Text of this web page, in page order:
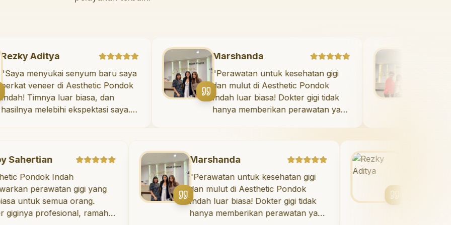
Rezky Aditya
"Saya menyukai senyum baru saya
berkat veneer di Aesthetic Pondok
Indah! Timnya luar biasa, dan
hasilnya melebihi ekspektasi saya.
Marshanda
"Perawatan untuk kesehatan gigi
dan mulut di Aesthetic Pondok
Indah luar biasa! Dokter gigi tidak
hanya memberikan perawatan yang
mengedukasi saya mengenai teknik
perawatan dan pembersihan gigi
direkomendasikan!
Indah
gigi yang
semua orang.
ramah,
Marshanda
"Perawatan untuk kesehatan gigi
dan mulut di Aesthetic Pondok
Indah luar biasa! Dokter gigi tidak
hanya memberikan perawatan yang
Rezky Aditya
"Saya menyukai
berkat veneer di
Indah! Timnya luar